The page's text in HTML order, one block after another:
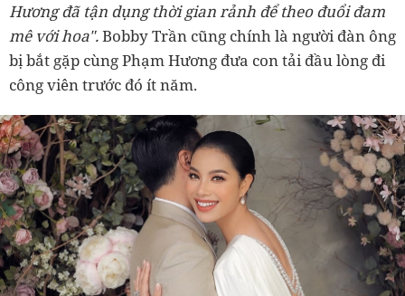
Hương đã tận dụng thời gian rảnh để theo đuổi đam
mê với hoa".Bobby Trần cũng chính là người đàn ông
bị bắt gặp cùng Phạm Hương đưa con tải đầu lòng đi
công viên trước đó ít năm.